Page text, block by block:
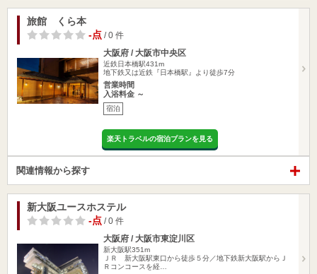
旅館 くら本
-点 / 0 件
大阪府 / 大阪市中央区
近鉄日本橋駅431m
地下鉄又は近鉄『日本橋駅』より徒歩7分
営業時間
入浴料金 ～
宿泊
楽天トラベルの宿泊プランを見る
関連情報から探す
新大阪ユースホステル
-点 / 0 件
大阪府 / 大阪市東淀川区
新大阪駅351m
ＪＲ 新大阪駅東口から徒歩５分／地下鉄新大阪駅からＪ
Ｒコンコースを経…